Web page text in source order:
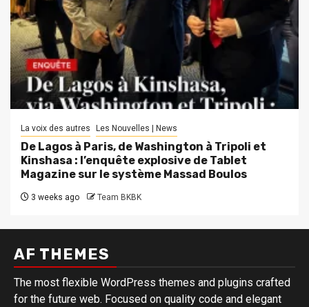
La voix des autres Les Nouvelles | News
De Lagos à Paris, de Washington à Tripoli et
Kinshasa : l’enquête explosive de Tablet
Magazine sur le système Massad Boulos
3 weeks ago Team BKBK
AF THEMES
The most flexible WordPress themes and plugins crafted
for the future web. Focused on quality code and elegant